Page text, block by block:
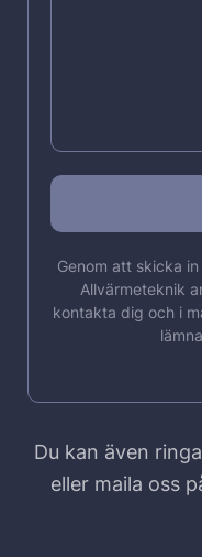
Genom att skicka
Allvärmeteknik
kontakta dig och i
Du kan även
eller maila oss